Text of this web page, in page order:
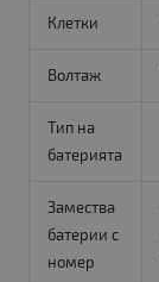
Клетки
Волтаж
Тип на
батерията
Замества
батерии с
номер